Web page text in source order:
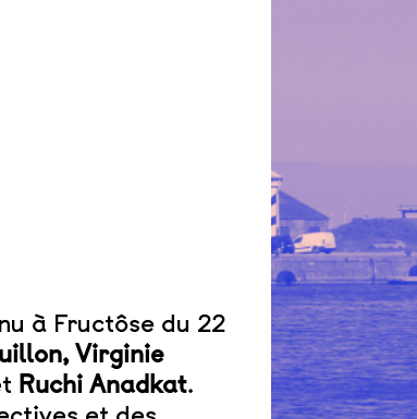
à Fructôse du 22
Virginie
Ruchi Anadkat.